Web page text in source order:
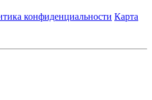
конфиденциальности Карта